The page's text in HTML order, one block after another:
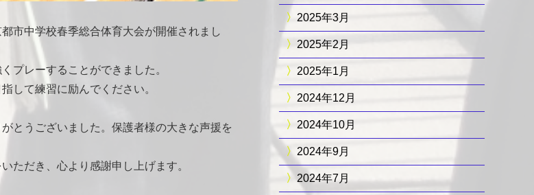
市中学校春季総合体育大会が開催されまし
プレーすることができました。
して練習に励んでください。
とうございました。保護者様の大きな声援を
ただき、心より感謝申し上げます。
2025年3月
2025年2月
2025年1月
2024年12月
2024年10月
2024年9月
2024年7月